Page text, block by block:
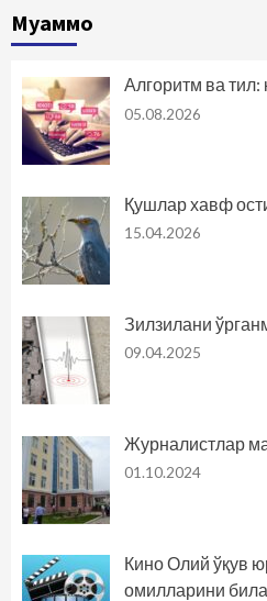
Муаммо
Алгоритм ва тил:
05.08.2026
Қушлар хавф
15.04.2026
Зилзилани
09.04.2025
Журналистлар
01.10.2024
Кино Олий ўқув
омилларини